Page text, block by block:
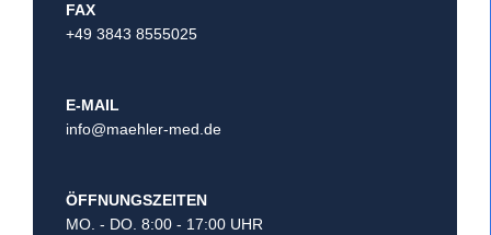
FAX
+49 3843 8555025
E-MAIL
info@maehler-med.de
ÖFFNUNGSZEITEN
MO. - DO. 8:00 - 17:00 UHR